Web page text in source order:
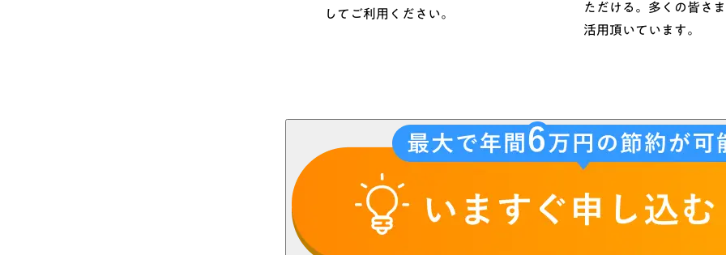
してご利用ください。
ただける。多くの皆さ
活用頂いています。